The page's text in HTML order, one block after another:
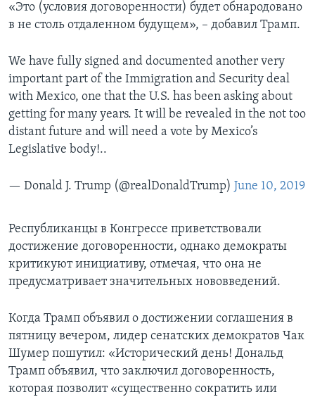
«Это (условия договоренности) будет обнародовано
в не столь отдаленном будущем», – добавил Трамп.
We have fully signed and documented another very
important part of the Immigration and Security deal
with Mexico, one that the U.S. has been asking about
getting for many years. It will be revealed in the not too
distant future and will need a vote by Mexico’s
Legislative body!..
— Donald J. Trump (@realDonaldTrump) June 10, 2019
Республиканцы в Конгрессе приветствовали
достижение договоренности, однако демократы
критикуют инициативу, отмечая, что она не
предусматривает значительных нововведений.
Когда Трамп объявил о достижении соглашения в
пятницу вечером, лидер сенатских демократов Чак
Шумер пошутил: «Исторический день! Дональд
Трамп объявил, что заключил договоренность,
которая позволит «существенно сократить или